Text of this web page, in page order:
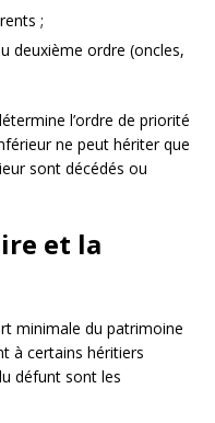
;
deuxième ordre (oncles,
l’ordre de priorité
ne peut hériter que
sont décédés ou
et la
minimale du patrimoine
à certains héritiers
défunt sont les